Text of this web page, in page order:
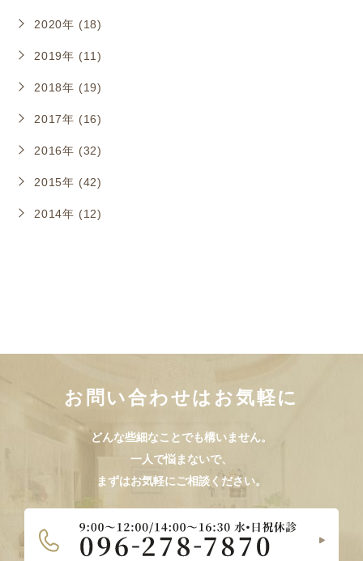
2020年 (18)
2019年 (11)
2018年 (19)
2017年 (16)
2016年 (32)
2015年 (42)
2014年 (12)
お問い合わせはお気軽に
どんな些細なことでも構いません。
一人で悩まないで、
まずはお気軽にご相談ください。